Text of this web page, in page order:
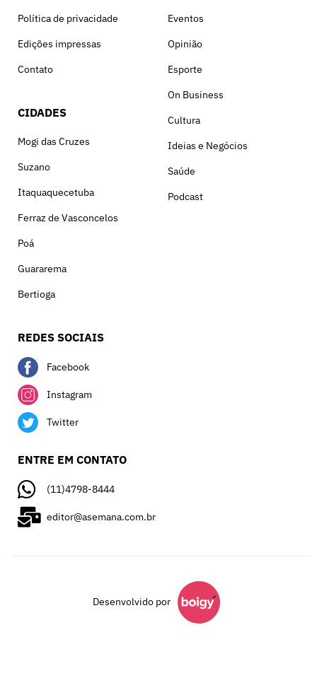
Política de privacidade
Edições impressas
Contato
CIDADES
Mogi das Cruzes
Suzano
Itaquaquecetuba
Ferraz de Vasconcelos
Poá
Guararema
Bertioga
Eventos
Opinião
Esporte
On Business
Cultura
Ideias e Negócios
Saúde
Podcast
REDES SOCIAIS
Facebook
Instagram
Twitter
ENTRE EM CONTATO
(11)4798-8444
editor@asemana.com.br
Desenvolvido por